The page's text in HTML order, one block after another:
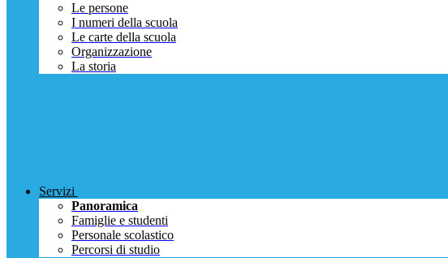
Le persone
I numeri della scuola
Le carte della scuola
Organizzazione
La storia
Servizi
Panoramica
Famiglie e studenti
Personale scolastico
Percorsi di studio